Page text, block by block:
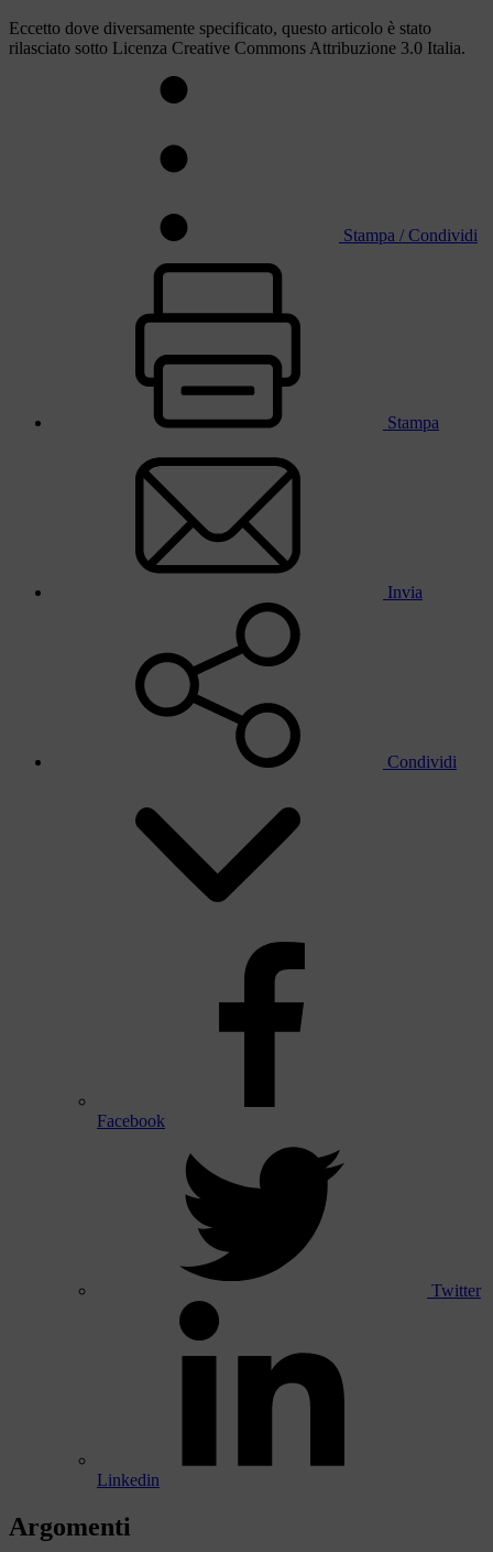
Eccetto dove diversamente specificato, questo articolo è stato
rilasciato sotto Licenza Creative Commons Attribuzione 3.0 Italia.
Stampa / Condividi
Stampa
Invia
Condividi
Facebook
Twitter
Linkedin
Argomenti